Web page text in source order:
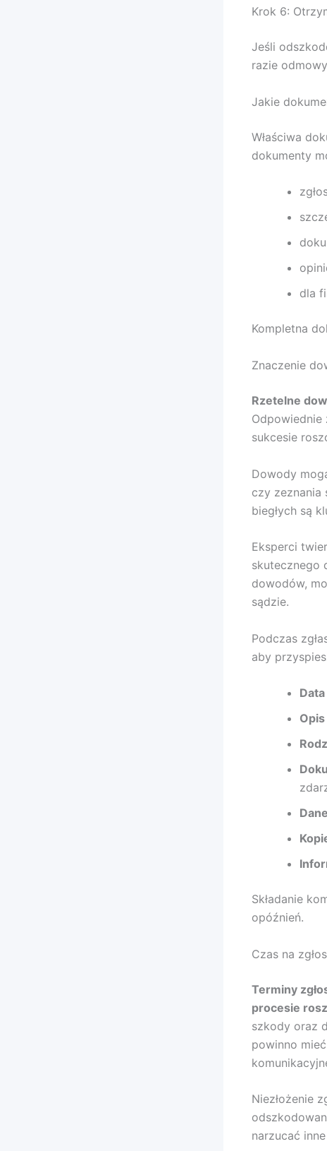
Krok 6:
Jeśli
razie
Jakie
Właściwa
dokumenty
dla
Kompletna
Znaczenie
Rzetelne
sukcesie
Dowody
czy zeznania
biegłych są
Eksperci
skutecznego
dowodów,
sądzie.
Podczas
aby
Składanie
opóźnień.
Czas na
Terminy
procesie
szkody oraz
powinno
Niezłożenie
narzucać